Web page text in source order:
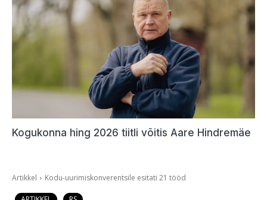
Kogukonna hing 2026 tiitli võitis Aare Hindremäe